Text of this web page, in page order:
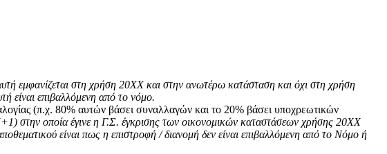
στη χρήση 20ΧΧ και στην ανωτέρω κατάσταση και όχι στη χρήση
είναι επιβαλλόμενη από το νόμο.
(π.χ. 80% αυτών βάσει συναλλαγών και το 20% βάσει υποχρεωτικών
οποία έγινε η Γ.Σ. έγκρισης των οικονομικών καταστάσεων χρήσης 20ΧΧ
είναι πως η επιστροφή / διανομή δεν είναι επιβαλλόμενη από το Νόμο ή